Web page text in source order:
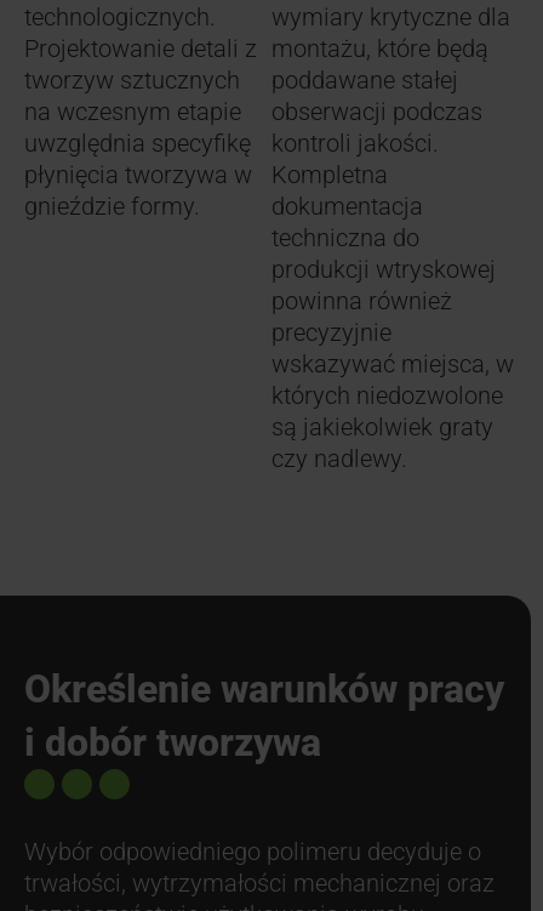
technologicznych.
Projektowanie detali z
tworzyw sztucznych
na wczesnym etapie
uwzględnia specyfikę
płynięcia tworzywa w
gnieździe formy.
wymiary krytyczne dla
montażu, które będą
poddawane stałej
obserwacji podczas
kontroli jakości.
Kompletna
dokumentacja
techniczna do
produkcji wtryskowej
powinna również
precyzyjnie
wskazywać miejsca, w
których niedozwolone
są jakiekolwiek graty
czy nadlewy.
Określenie warunków pracy
i dobór tworzywa
Wybór odpowiedniego polimeru decyduje o
trwałości, wytrzymałości mechanicznej oraz